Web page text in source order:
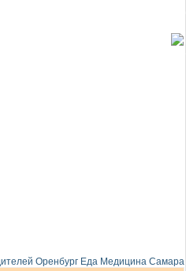
Оренбург Еда Медицина Самара